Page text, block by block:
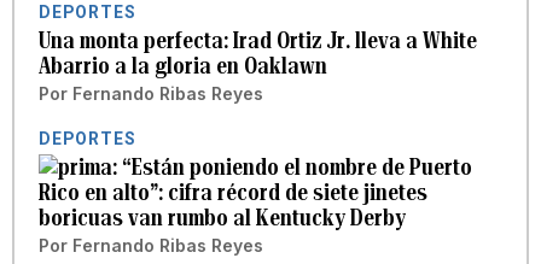
DEPORTES
Una monta perfecta: Irad Ortiz Jr. lleva a White
Abarrio a la gloria en Oaklawn
Por Fernando Ribas Reyes
DEPORTES
“Están poniendo el nombre de Puerto
Rico en alto”: cifra récord de siete jinetes
boricuas van rumbo al Kentucky Derby
Por Fernando Ribas Reyes